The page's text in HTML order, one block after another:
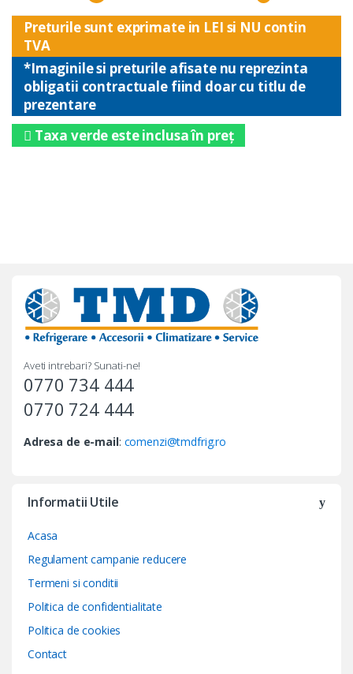
Preturile sunt exprimate in LEI si NU contin
TVA
*Imaginile si preturile afisate nu reprezinta
obligatii contractuale fiind doar cu titlu de
prezentare
Taxa verde este inclusa în preț
Aveti intrebari? Sunati-ne!
0770 734 444
0770 724 444
Adresa de e-mail: comenzi@tmdfrig.ro
Informatii Utile
Acasa
Regulament campanie reducere
Termeni si conditii
Politica de confidentialitate
Politica de cookies
Contact